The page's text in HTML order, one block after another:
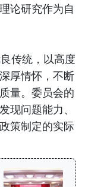
论研究作为自
传统，以高度
厚情怀，不断
量。委员会的
现问题能力、
策制定的实际